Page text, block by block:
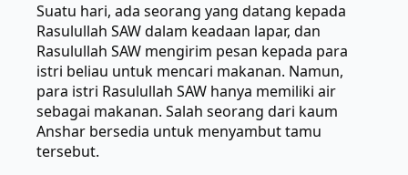
Suatu hari, ada seorang yang datang kepada
Rasulullah SAW dalam keadaan lapar, dan
Rasulullah SAW mengirim pesan kepada para
istri beliau untuk mencari makanan. Namun,
para istri Rasulullah SAW hanya memiliki air
sebagai makanan. Salah seorang dari kaum
Anshar bersedia untuk menyambut tamu
tersebut.